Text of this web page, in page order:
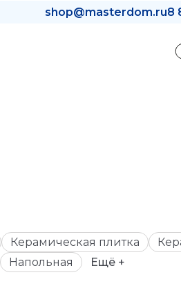
shop@masterdom.ru8
Керамическая плитка
Напольная Ещё +